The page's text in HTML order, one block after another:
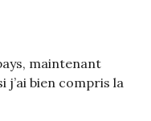
maintenant
j’ai bien compris la